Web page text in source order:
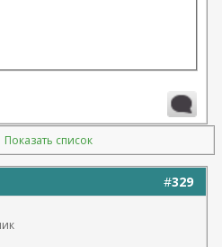
Показать список
#329